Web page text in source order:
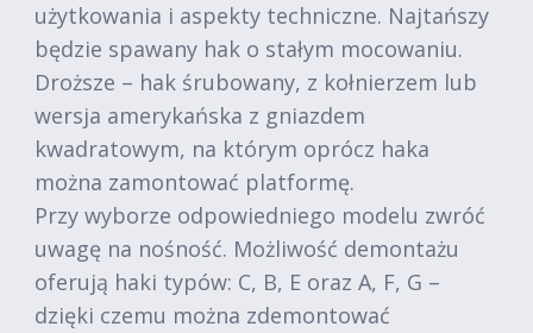
użytkowania i aspekty techniczne. Najtańszy
będzie spawany hak o stałym mocowaniu.
Droższe – hak śrubowany, z kołnierzem lub
wersja amerykańska z gniazdem
kwadratowym, na którym oprócz haka
można zamontować platformę.
Przy wyborze odpowiedniego modelu zwróć
uwagę na nośność. Możliwość demontażu
oferują haki typów: C, B, E oraz A, F, G –
dzięki czemu można zdemontować